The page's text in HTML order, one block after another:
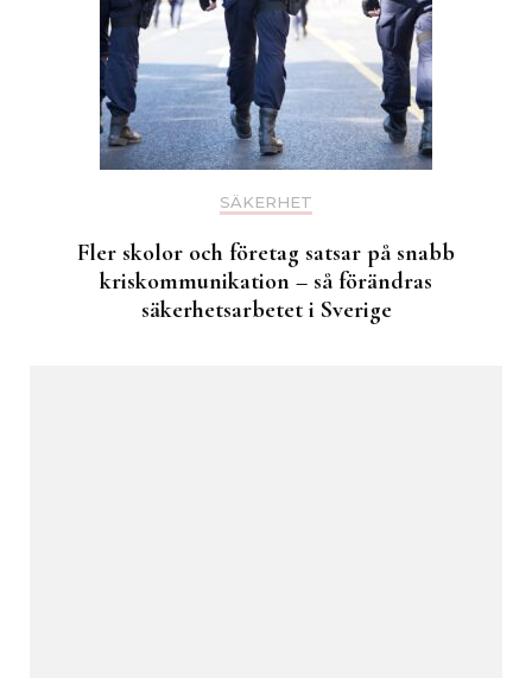
SÄKERHET
Fler skolor och företag satsar på snabb
kriskommunikation – så förändras
säkerhetsarbetet i Sverige